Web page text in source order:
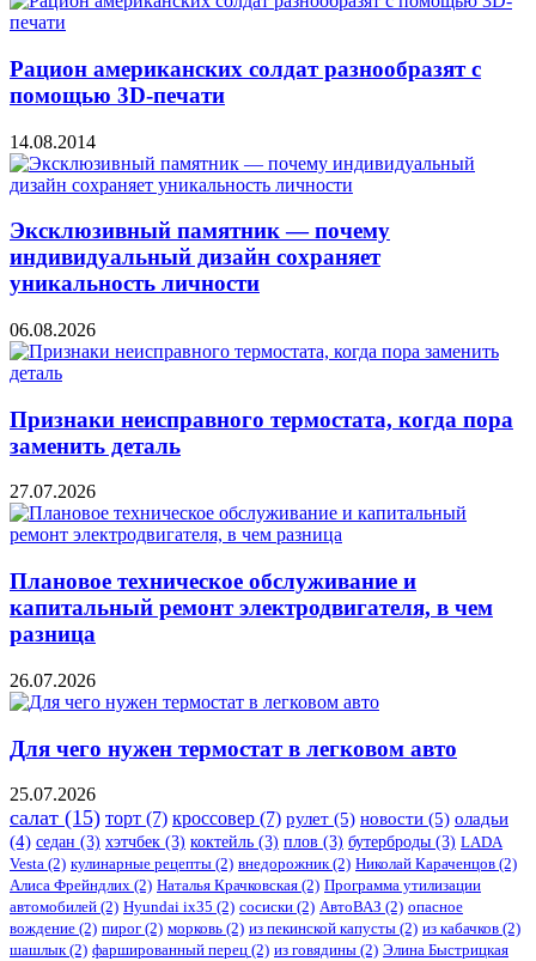
Рацион американских солдат разнообразят с
помощью 3D-печати
14.08.2014
Эксклюзивный памятник — почему
индивидуальный дизайн сохраняет
уникальность личности
06.08.2026
Признаки неисправного термостата, когда пора
заменить деталь
27.07.2026
Плановое техническое обслуживание и
капитальный ремонт электродвигателя, в чем
разница
26.07.2026
Для чего нужен термостат в легковом авто
25.07.2026
салат (15) торт (7) кроссовер (7) рулет (5) новости (5) оладьи
(4) седан (3) хэтчбек (3) коктейль (3) плов (3) бутерброды (3) LADA
Vesta (2) кулинарные рецепты (2) внедорожник(2) Николай Караченцов (2)
Алиса Фрейндлих (2) Наталья Крачковская (2) Программа утилизации
автомобилей (2) ​Hyundai ix35 (2) сосиски (2) АвтоВАЗ (2) опасное
вождение (2) пирог (2) морковь (2) из пекинской капусты (2) из кабачков (2)
шашлык(2) фаршированный перец (2) из говядины (2) Элина Быстрицкая